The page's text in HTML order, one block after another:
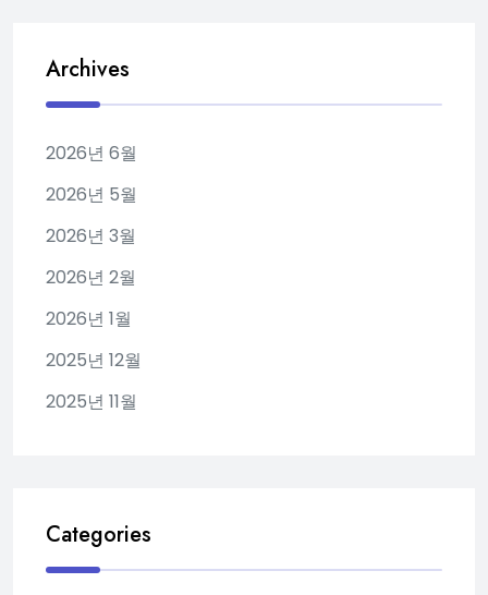
Archives
2026년 6월
2026년 5월
2026년 3월
2026년 2월
2026년 1월
2025년 12월
2025년 11월
Categories